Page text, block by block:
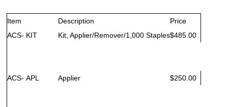
Item Description
Price
ACS- KIT
Kit, Applier/Remover/1,000 Staples$485.00
ACS- APL Applier $250.00